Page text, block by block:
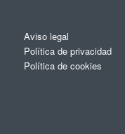
Aviso legal
Política de privacidad
Política de cookies